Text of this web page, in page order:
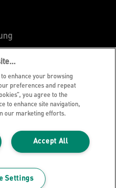
enhance your browsing
preferences and repeat
you agree to the
to enhance site navigation,
our marketing efforts.
Accept All
Settings